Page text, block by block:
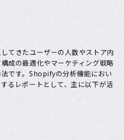
てきたユーザーの人数やストア内
成の最適化やマーケティング戦略
です。Shopifyの分析機能におい
るレポートとして、主に以下が活